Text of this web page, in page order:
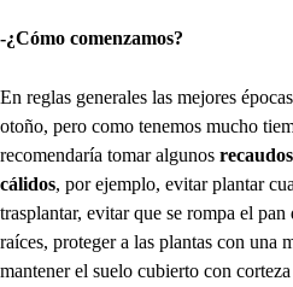
-¿Cómo comenzamos?
En reglas generales las mejores
otoño, pero como tenemos mucho
recomendaría tomar algunos
cálidos, por ejemplo, evitar plantar
trasplantar, evitar que se rompa el
raíces, proteger a las plantas con una
mantener el suelo cubierto con